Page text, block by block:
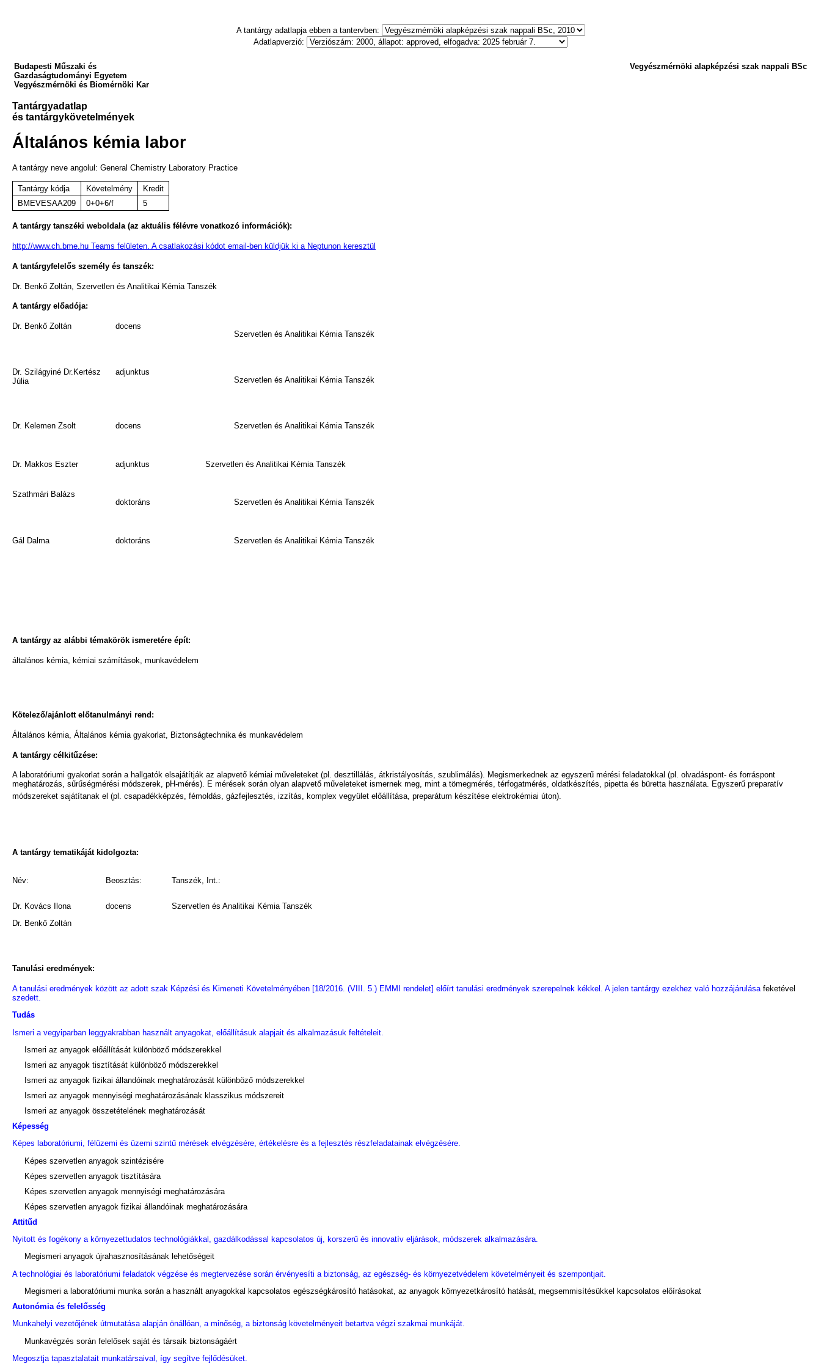
A tantárgy adatlapja ebben a tantervben:
Adatlapverzió:
Budapesti Műszaki és
Gazdaságtudományi Egyetem
Vegyészmérnöki és Biomérnöki Kar
Vegyészmérnöki alapképzési szak nappali BSc
Tantárgyadatlap
és tantárgykövetelmények
Általános kémia labor
A tantárgy neve angolul: General Chemistry Laboratory Practice
Tantárgy kódja Követelmény
Kredit
BMEVESAA209
0+0+6/f 5
A tantárgy tanszéki weboldala (az aktuális félévre vonatkozó információk):
http://www.ch.bme.hu Teams felületen. A csatlakozási kódot email-ben küldjük ki a Neptunon keresztül
A tantárgyfelelős személy és tanszék:
Dr. Benkő Zoltán, Szervetlen és Analitikai Kémia Tanszék
A tantárgy előadója:
Dr. Benkő Zoltán
docens
Szervetlen és Analitikai Kémia Tanszék
Dr. Szilágyiné Dr.Kertész
Júlia
adjunktus
Szervetlen és Analitikai Kémia Tanszék
Dr. Kelemen Zsolt docens Szervetlen és Analitikai Kémia Tanszék
Dr. Makkos Eszter adjunktus Szervetlen és Analitikai Kémia Tanszék
Szathmári Balázs
doktoráns
Szervetlen és Analitikai Kémia Tanszék
Gál Dalma doktoráns Szervetlen és Analitikai Kémia Tanszék
A tantárgy az alábbi témakörök ismeretére épít:
általános kémia, kémiai számítások, munkavédelem
Kötelező/ajánlott előtanulmányi rend:
Általános kémia, Általános kémia gyakorlat, Biztonságtechnika és munkavédelem
A tantárgy célkitűzése:
A laboratóriumi gyakorlat során a hallgatók elsajátítják az alapvető kémiai műveleteket (pl. desztillálás, átkristályosítás, szublimálás). Megismerkednek az egyszerű mérési feladatokkal (pl. olvadáspont- és forráspont
meghatározás, sűrűségmérési módszerek, pH-mérés). E mérések során olyan alapvető műveleteket ismernek meg, mint a tömegmérés, térfogatmérés, oldatkészítés, pipetta és büretta használata. Egyszerű preparatív
módszereket sajátítanak el (pl. csapadékképzés, fémoldás, gázfejlesztés, izzítás, komplex vegyület előállítása, preparátum készítése elektrokémiai úton).
A tantárgy tematikáját kidolgozta:
Név: Beosztás: Tanszék, Int.:
Dr. Kovács Ilona
Dr. Benkő Zoltán
docens Szervetlen és Analitikai Kémia Tanszék
Tanulási eredmények:
A tanulási eredmények között az adott szak Képzési és Kimeneti Követelményében [18/2016. (VIII. 5.) EMMI rendelet] előírt tanulási eredmények szerepelnek kékkel. A jelen tantárgy ezekhez való hozzájárulása feketével
szedett.
Tudás
Ismeri a vegyiparban leggyakrabban használt anyagokat, előállításuk alapjait és alkalmazásuk feltételeit.
Ismeri az anyagok előállítását különböző módszerekkel
Ismeri az anyagok tisztítását különböző módszerekkel
Ismeri az anyagok fizikai állandóinak meghatározását különböző módszerekkel
Ismeri az anyagok mennyiségi meghatározásának klasszikus módszereit
Ismeri az anyagok összetételének meghatározását
Képesség
Képes laboratóriumi, félüzemi és üzemi szintű mérések elvégzésére, értékelésre és a fejlesztés részfeladatainak elvégzésére.
Képes szervetlen anyagok szintézisére
Képes szervetlen anyagok tisztítására
Képes szervetlen anyagok mennyiségi meghatározására
Képes szervetlen anyagok fizikai állandóinak meghatározására
Attitűd
Nyitott és fogékony a környezettudatos technológiákkal, gazdálkodással kapcsolatos új, korszerű és innovatív eljárások, módszerek alkalmazására.
Megismeri anyagok újrahasznosításának lehetőségeit
A technológiai és laboratóriumi feladatok végzése és megtervezése során érvényesíti a biztonság, az egészség- és környezetvédelem követelményeit és szempontjait.
Megismeri a laboratóriumi munka során a használt anyagokkal kapcsolatos egészségkárosító hatásokat, az anyagok környezetkárosító hatását, megsemmisítésükkel kapcsolatos előírásokat
Autonómia és felelősség
Munkahelyi vezetőjének útmutatása alapján önállóan, a minőség, a biztonság követelményeit betartva végzi szakmai munkáját.
Munkavégzés során felelősek saját és társaik biztonságáért
Megosztja tapasztalatait munkatársaival, így segítve fejlődésüket.